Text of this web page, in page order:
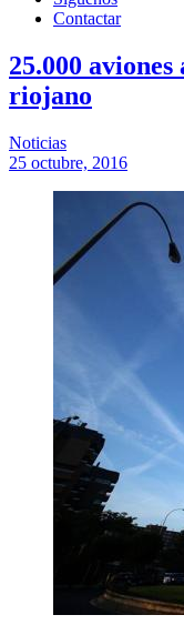
Contactar
25.000
riojano
Noticias
25 octubre, 2016